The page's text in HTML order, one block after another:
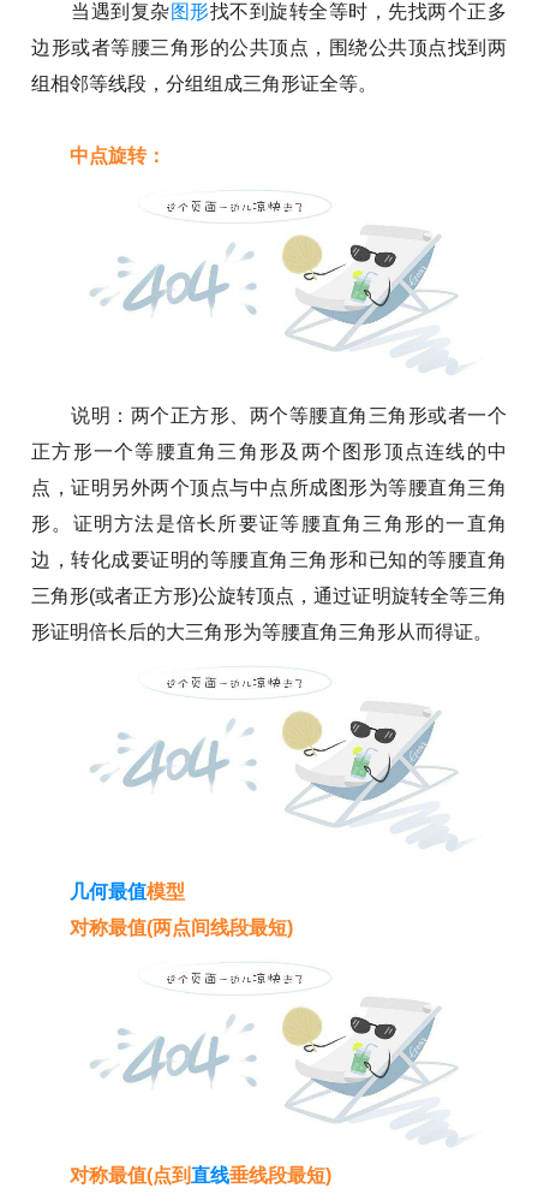
当遇到复杂图形找不到旋转全等时，先找两个正多
边形或者等腰三角形的公共顶点，围绕公共顶点找到两
组相邻等线段，分组组成三角形证全等。
中点旋转：
说明：两个正方形、两个等腰直角三角形或者一个
正方形一个等腰直角三角形及两个图形顶点连线的中
点，证明另外两个顶点与中点所成图形为等腰直角三角
形。证明方法是倍长所要证等腰直角三角形的一直角
边，转化成要证明的等腰直角三角形和已知的等腰直角
三角形(或者正方形)公旋转顶点，通过证明旋转全等三角
形证明倍长后的大三角形为等腰直角三角形从而得证。
几何最值模型
对称最值(两点间线段最短)
对称最值(点到直线垂线段最短)